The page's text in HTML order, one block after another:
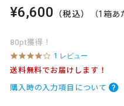
¥6,600 （税込） （1箱あ
80pt獲得！
4
.
0
s
1 レビュー
送料無料でお届けします！
購入時の入力項目について